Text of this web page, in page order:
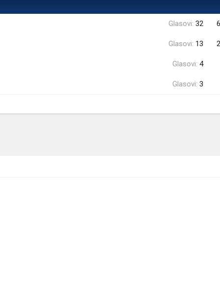
Glasovi: 32
Glasovi: 13
Glasovi: 4
Glasovi: 3